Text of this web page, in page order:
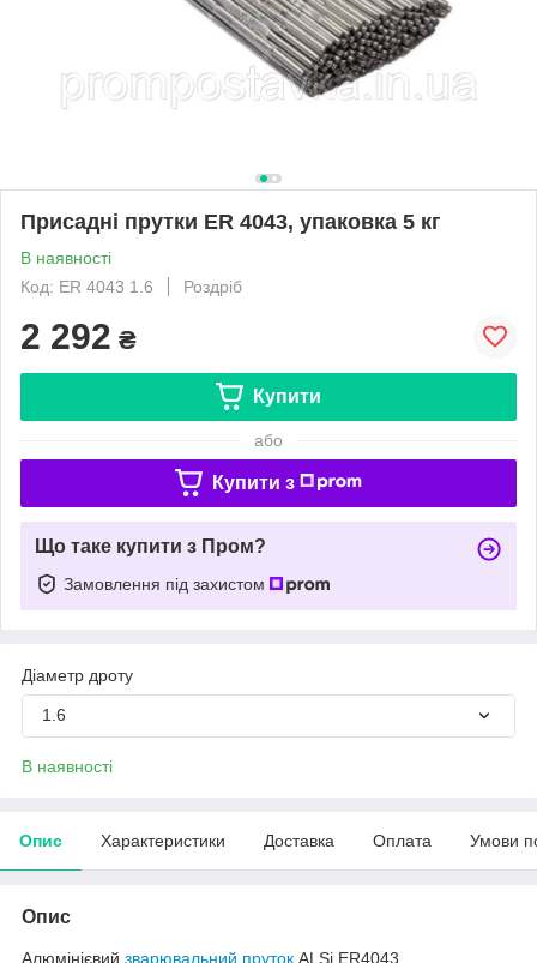
Присадні прутки ER 4043, упаковка 5 кг
В наявності
Код: ER 4043 1.6
Роздріб
2 292 ₴
Купити
або
Купити з
Що таке купити з Пром?
Замовлення під захистом
Діаметр дроту
1.6
В наявності
Опис Характеристики Доставка Оплата Умови
Опис
Алюмінієвий зварювальний пруток ALSi ER4043